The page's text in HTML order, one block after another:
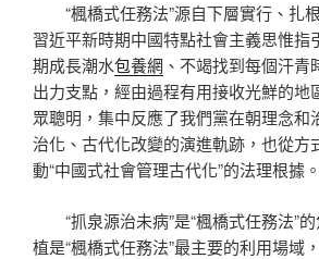
“楓橋式任務法”源自下層實行、扎根
習近平新時期中國特點社會主義思惟指
期成長潮水包養網 、不竭找到每個汗青
出力支點，經由過程有用接收光鮮的地
眾聰明，集中反應了我們黨在朝理念和
治化、古代化改變的演進軌跡，也從方
動“中國式社會管理古代化”的法理根據。
“抓泉源治未病”是“楓橋式任務法”
植是“楓橋式任務法”最主要的利用場域